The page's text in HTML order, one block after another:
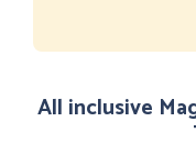
All inclusive